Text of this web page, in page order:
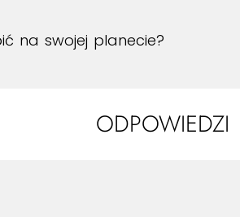
na swojej planecie?
ODPOWIEDZI